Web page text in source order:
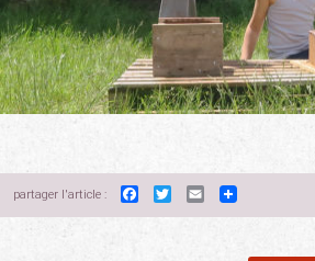
partager l'article : Facebook
TwitterEmail